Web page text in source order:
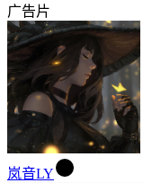
广告片
岚音LY